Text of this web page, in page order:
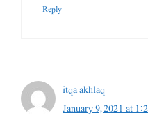
Reply
itqa akhlaq
January 9, 2021 at